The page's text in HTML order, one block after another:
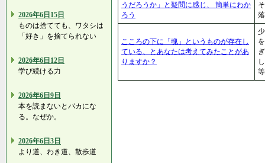
2026年6日15日
ものは捨てても、ワタシは
「好き」を捨てられない
2026年6日12日
学び続ける力
2026年6日9日
本を読まないとバカにな
る。なぜか。
2026年6日3日
より道、わき道、散歩道
うだろうか」と疑問に感じ、 簡単にわか
ろう
こころの下に「魂」というものが存在し
ている、とあなたは考えてみたことがあ
りますか？